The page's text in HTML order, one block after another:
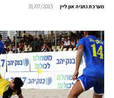
מערכת נתניה און ליין -
31/07/2015